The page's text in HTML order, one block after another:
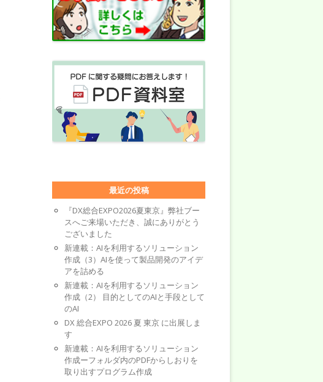
最近の投稿
『DX総合EXPO2026夏東京』弊社ブー
スへご来場いただき、誠にありがとう
ございました
新連載：AIを利用するソリューション
作成（3）AIを使って製品開発のアイデ
アを詰める
新連載：AIを利用するソリューション
作成（2） 目的としてのAIと手段として
のAI
DX 総合EXPO 2026 夏 東京 に出展しま
す
新連載：AIを利用するソリューション
作成ーフォルダ内のPDFからしおりを
取り出すプログラム作成